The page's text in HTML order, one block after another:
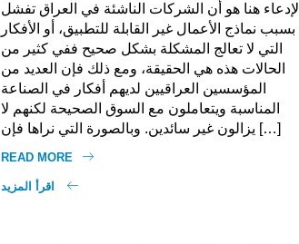
الإدعاء هنا هو أن الشركات الناشئة في العراق تفشل
بسبب نماذج الأعمال غير القابلة للتطبيق، أو الأفكار
التي لا تعالج المشكلة بشكل صحيح ففي كثير من
الحالات هذه هي الحقيقة، ومع ذلك فإن العديد من
المؤسسين العراقيين لديهم أفكار في الصناعة
المناسبة ويتعاملون مع السوق الصحيحة لكنهم لا
يزالون غير سائدين. وبالصورة التي نراها فإن […]
READ MORE